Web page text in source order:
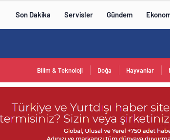
Son Dakika Servisler Gündem
Bilim & Teknoloji Doğa Hayvanlar